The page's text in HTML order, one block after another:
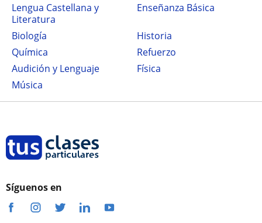
Lengua Castellana y
Literatura
Enseñanza Básica
Biología
Historia
Química
Refuerzo
Audición y Lenguaje
Física
Música
Síguenos en